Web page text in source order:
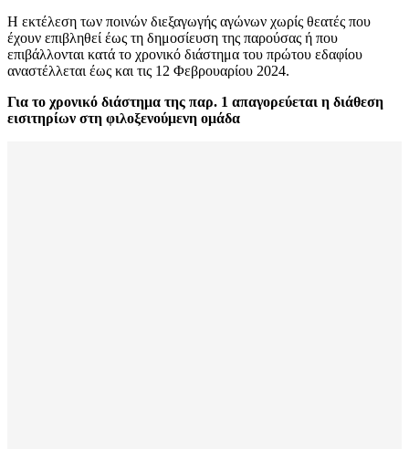
Η εκτέλεση των ποινών διεξαγωγής αγώνων χωρίς θεατές που
έχουν επιβληθεί έως τη δημοσίευση της παρούσας ή που
επιβάλλονται κατά το χρονικό διάστημα του πρώτου εδαφίου
αναστέλλεται έως και τις 12 Φεβρουαρίου 2024.
Για το χρονικό διάστημα της παρ. 1 απαγορεύεται η διάθεση
εισιτηρίων στη φιλοξενούμενη ομάδα